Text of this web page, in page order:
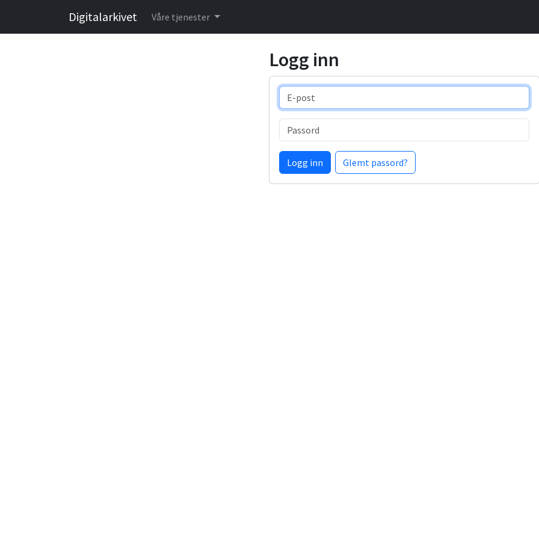
Digitalarkivet Våre tjenester
Logg inn
E-post
Passord
Logg inn Glemt passord?